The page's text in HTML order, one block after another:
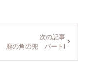
次の記事
鹿の角の兜 パートⅠ